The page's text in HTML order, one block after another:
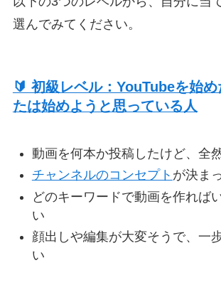
選んでみてください。
🔰 初級レベル：YouTubeを始め
たは始めようと思っている人
動画を何本か投稿したけど、全
チャンネルのコンセプト が決ま
どのキーワードで動画を作れば
い
顔出しや編集が大変そうで、一
い